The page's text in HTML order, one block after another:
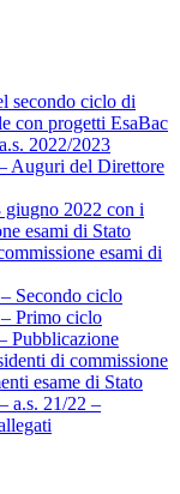
secondo ciclo di
con progetti EsaBac
2022/2023
Auguri del Direttore
giugno 2022 con i
esami di Stato
esami di
Secondo ciclo
Primo ciclo
Pubblicazione
di commissione
esame di Stato
a.s. 21/22 –